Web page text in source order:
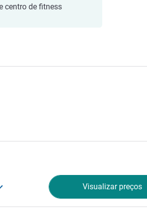
centro de fitness
Visualizar preços